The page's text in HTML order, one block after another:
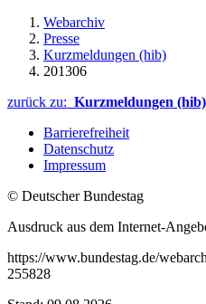
Webarchiv
Presse
Kurzmeldungen (hib)
201306
zurück zu: Kurzmeldungen (hib)
Barrierefreiheit
Datenschutz
Impressum
© Deutscher Bundestag
Ausdruck aus dem Internet-
https://www.bundestag.de/
255828